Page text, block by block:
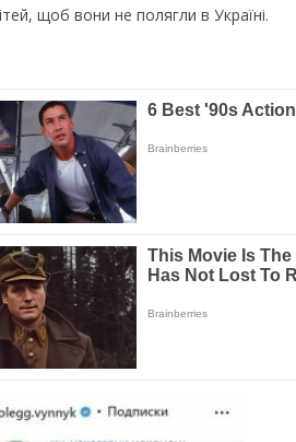
щoб вoни нe пoлягли в Укpaїнi.